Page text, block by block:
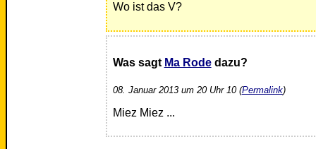
Wo ist das V?
Was sagt Ma Rodedazu?
08. Januar 2013 um 20 Uhr 10 (Permalink)
Miez Miez ...